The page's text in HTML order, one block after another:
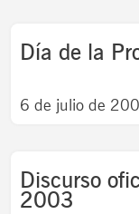
Día de la
6 de julio de
Discurso
2003